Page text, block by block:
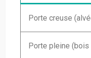
Porte creuse
Porte pleine